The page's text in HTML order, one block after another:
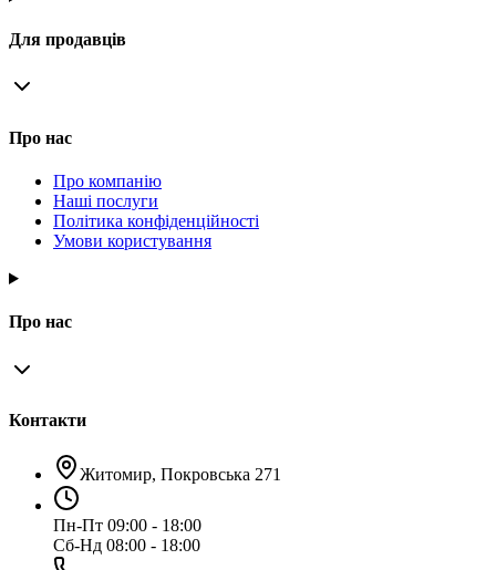
Для продавців
Про нас
Про компанію
Наші послуги
Політика конфіденційності
Умови користування
Про нас
Контакти
Житомир, Покровська 271
Пн-Пт 09:00 - 18:00
Сб-Нд 08:00 - 18:00